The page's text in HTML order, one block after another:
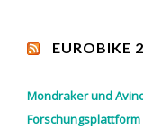
EUROBIKE
Mondraker und
Forschungsplattform